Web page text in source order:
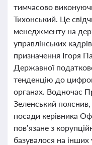
тимчасово
Тихонський. Це
менеджменту на
управлінських
призначення Ігоря
Державної
тенденцію до
органах. Водночас
Зеленський
посади керівника
пов’язане з
базувалося на інших